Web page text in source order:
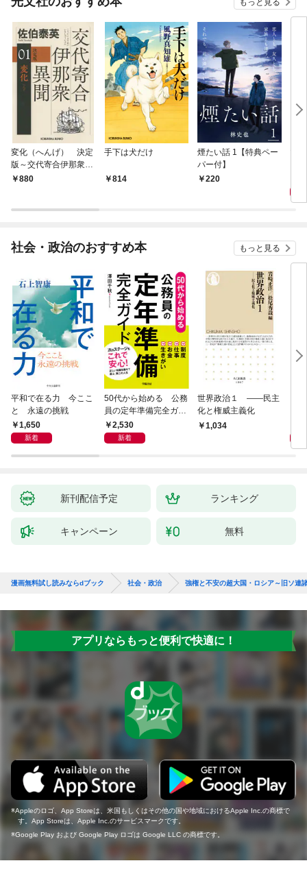
変化（へんげ） 決定
版～交代寄合伊那衆異
聞（1）～
880
手下は犬だけ
814
煙たい話 1【特典ペー
パー付】
220
社会・政治のおすすめ本 もっと見る
平和で在る力 今ここ
と 永遠の挑戦
1,650
新着
50代から始める 公務
員の定年準備完全ガイ
ド2,530
新着
世界政治１ ――民主
化と権威主義化
1,034
新刊配信予定 ランキング
キャンペーン 無料
漫画無料試し読みならdブック 社会・政治 強権と不安の超大国・ロシア～旧ソ連
アプリならもっと便利で快適に！
Appleのロゴ、App Storeは、米国もしくはその他の国や地域におけるApple Inc.の商標で
す。App Storeは、Apple Inc.のサービスマークです。
Google Play および Google Play ロゴは Google LLC の商標です。